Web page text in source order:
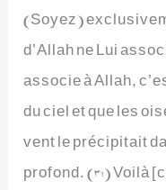
(Soyez)
d’Allah ne Lui
associe à Allah,
du ciel et que les
vent le précipitait
profond. (31) Voilà